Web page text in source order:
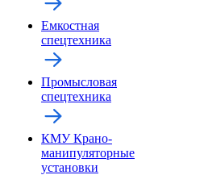
Емкостная
спецтехника
Промысловая
спецтехника
КМУ Крано-
манипуляторные
установки